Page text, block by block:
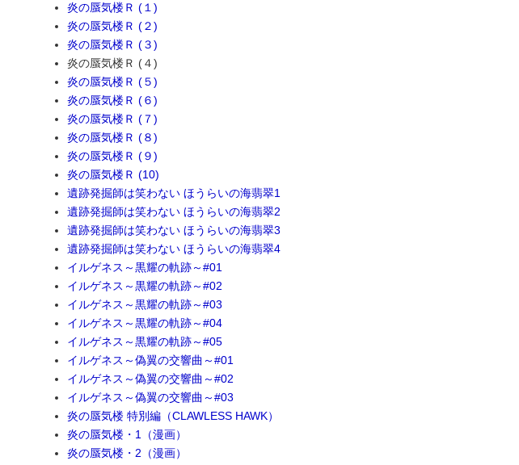
炎の蜃気楼Ｒ (１)
炎の蜃気楼Ｒ (２)
炎の蜃気楼Ｒ (３)
炎の蜃気楼Ｒ (４)
炎の蜃気楼Ｒ (５)
炎の蜃気楼Ｒ (６)
炎の蜃気楼Ｒ (７)
炎の蜃気楼Ｒ (８)
炎の蜃気楼Ｒ (９)
炎の蜃気楼Ｒ (10)
遺跡発掘師は笑わない ほうらいの海翡翠1
遺跡発掘師は笑わない ほうらいの海翡翠2
遺跡発掘師は笑わない ほうらいの海翡翠3
遺跡発掘師は笑わない ほうらいの海翡翠4
イルゲネス～黒耀の軌跡～#01
イルゲネス～黒耀の軌跡～#02
イルゲネス～黒耀の軌跡～#03
イルゲネス～黒耀の軌跡～#04
イルゲネス～黒耀の軌跡～#05
イルゲネス～偽翼の交響曲～#01
イルゲネス～偽翼の交響曲～#02
イルゲネス～偽翼の交響曲～#03
炎の蜃気楼 特別編（CLAWLESS HAWK）
炎の蜃気楼・1（漫画）
炎の蜃気楼・2（漫画）